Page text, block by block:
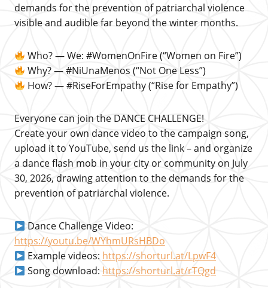
demands for the prevention of patriarchal violence
visible and audible far beyond the winter months.
Who? — We: #WomenOnFire (“Women on Fire”)
Why? — #NiUnaMenos (“Not One Less”)
How? — #RiseForEmpathy (“Rise for Empathy”)
Everyone can join the DANCE CHALLENGE!
Create your own dance video to the campaign song,
upload it to YouTube, send us the link – and organize
a dance flash mob in your city or community on July
30, 2026, drawing attention to the demands for the
prevention of patriarchal violence.
Dance Challenge Video:
https://youtu.be/WYhmURsHBDo
Example videos: https://shorturl.at/LpwF4
Song download: https://shorturl.at/rTQgd